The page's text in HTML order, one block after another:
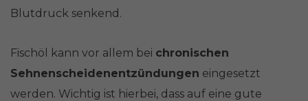
Blutdruck senkend.
Fischöl kann vor allem bei chronischen
Sehnenscheidenentzündungen eingesetzt
werden. Wichtig ist hierbei, dass auf eine gute